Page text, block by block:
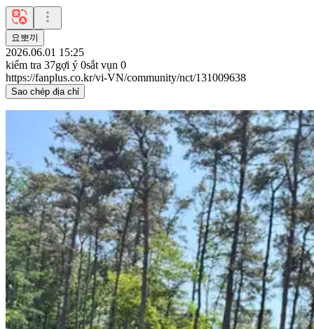
요뽀끼
2026.06.01 15:25
kiểm tra 37gợi ý 0sắt vụn 0
https://fanplus.co.kr/vi-VN/community/nct/131009638
Sao chép địa chỉ